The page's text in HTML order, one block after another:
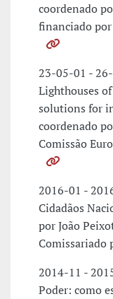
coordenado
financiado por
23-05-01 -
Lighthouses
solutions for
coordenado
Comissão
2016-01 -
Cidadãos
por João
Comissariado
2014-11 -
Poder: como